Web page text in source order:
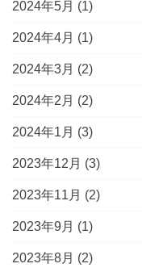
2024年5月 (1)
2024年4月 (1)
2024年3月 (2)
2024年2月 (2)
2024年1月 (3)
2023年12月 (3)
2023年11月 (2)
2023年9月 (1)
2023年8月 (2)